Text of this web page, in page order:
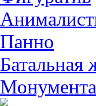
Панно
Батальная